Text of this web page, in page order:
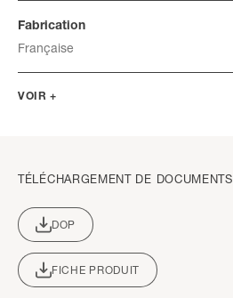
Fabrication
Française
VOIR +
TÉLÉCHARGEMENT DE DOCUMENTS
DOP
FICHE PRODUIT